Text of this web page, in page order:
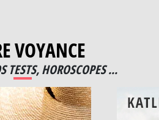
VOYANCE
TESTS, HOROSCOPES ...